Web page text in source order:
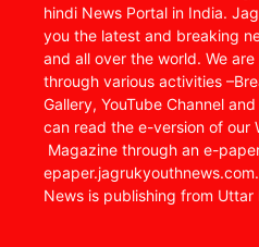
hindi News Portal in India.
you the latest and breaking
and all over the world. We
through various activities
Gallery, YouTube Channel
can read the e-version of our
Magazine through an e-
News is publishing from